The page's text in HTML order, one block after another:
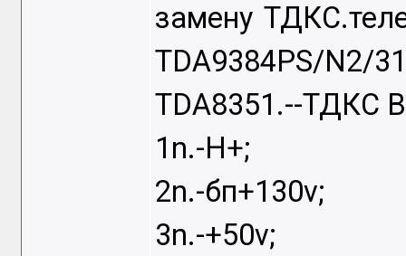
замену
TDA9384PS/
TDA8351.--ТДКС
1n.-H+;
2n.-бп+130v;
3n.-+50v;